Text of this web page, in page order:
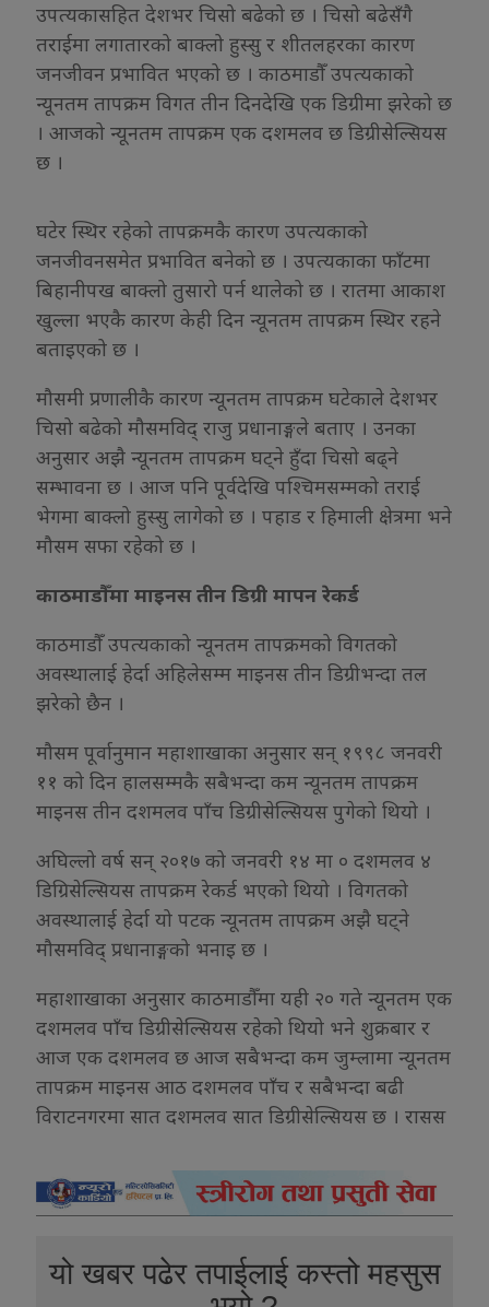
उपत्यकासहित देशभर चिसो बढेको छ । चिसो बढेसँगै
तराईमा लगातारको बाक्लो हुस्सु र शीतलहरका कारण
जनजीवन प्रभावित भएको छ । काठमाडौँ उपत्यकाको
न्यूनतम तापक्रम विगत तीन दिनदेखि एक डिग्रीमा झरेको छ
। आजको न्यूनतम तापक्रम एक दशमलव छ डिग्रीसेल्सियस
छ ।
घटेर स्थिर रहेको तापक्रमकै कारण उपत्यकाको
जनजीवनसमेत प्रभावित बनेको छ । उपत्यकाका फाँटमा
बिहानीपख बाक्लो तुसारो पर्न थालेको छ । रातमा आकाश
खुल्ला भएकै कारण केही दिन न्यूनतम तापक्रम स्थिर रहने
बताइएको छ ।
मौसमी प्रणालीकै कारण न्यूनतम तापक्रम घटेकाले देशभर
चिसो बढेको मौसमविद् राजु प्रधानाङ्गले बताए । उनका
अनुसार अझै न्यूनतम तापक्रम घट्ने हुँदा चिसो बढ्ने
सम्भावना छ । आज पनि पूर्वदेखि पश्चिमसम्मको तराई
भेगमा बाक्लो हुस्सु लागेको छ । पहाड र हिमाली क्षेत्रमा भने
मौसम सफा रहेको छ ।
काठमाडौँमा माइनस तीन डिग्री मापन रेकर्ड
काठमाडौँ उपत्यकाको न्यूनतम तापक्रमको विगतको
अवस्थालाई हेर्दा अहिलेसम्म माइनस तीन डिग्रीभन्दा तल
झरेको छैन ।
मौसम पूर्वानुमान महाशाखाका अनुसार सन् १९९८ जनवरी
११ को दिन हालसम्मकै सबैभन्दा कम न्यूनतम तापक्रम
माइनस तीन दशमलव पाँच डिग्रीसेल्सियस पुगेको थियो ।
अघिल्लो वर्ष सन् २०१७ को जनवरी १४ मा ० दशमलव ४
डिग्रिसेल्सियस तापक्रम रेकर्ड भएको थियो । विगतको
अवस्थालाई हेर्दा यो पटक न्यूनतम तापक्रम अझै घट्ने
मौसमविद् प्रधानाङ्गको भनाइ छ ।
महाशाखाका अनुसार काठमाडौँमा यही २० गते न्यूनतम एक
दशमलव पाँच डिग्रीसेल्सियस रहेको थियो भने शुक्रबार र
आज एक दशमलव छ आज सबैभन्दा कम जुम्लामा न्यूनतम
तापक्रम माइनस आठ दशमलव पाँच र सबैभन्दा बढी
विराटनगरमा सात दशमलव सात डिग्रीसेल्सियस छ । रासस
यो खबर पढेर तपाईलाई कस्तो महसुस